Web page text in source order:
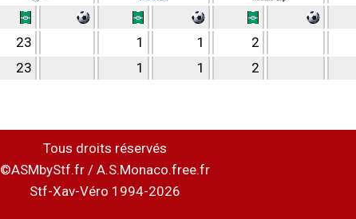
23 1 1 2
23 1 1 2
Tous droits réservés
©ASMbyStf.fr / A.S.Monaco.free.fr
Stf-Xav-Véro 1994-2026